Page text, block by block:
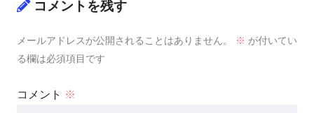
コメントを残す
メールアドレスが公開されることはありません。 ※ が付いてい
る欄は必須項目です
コメント ※